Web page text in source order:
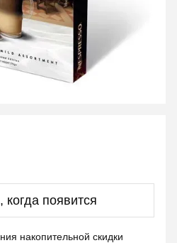
появится
накопительной скидки